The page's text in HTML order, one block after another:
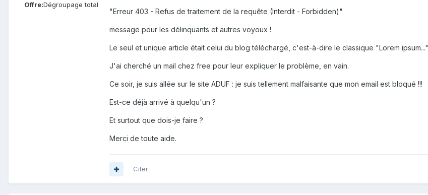
Offre:Dégroupage total
"Erreur 403 - Refus de traitement de la requête (Interdit - Forbidden)"
message pour les délinquants et autres voyoux !
Le seul et unique article était celui du blog téléchargé, c'est-à-dire le classique "Lorem ipsum..."
J'ai cherché un mail chez free pour leur expliquer le problème, en vain.
Ce soir, je suis allée sur le site ADUF : je suis tellement malfaisante que mon email est bloqué !!!
Est-ce déjà arrivé à quelqu'un ?
Et surtout que dois-je faire ?
Merci de toute aide.
Citer